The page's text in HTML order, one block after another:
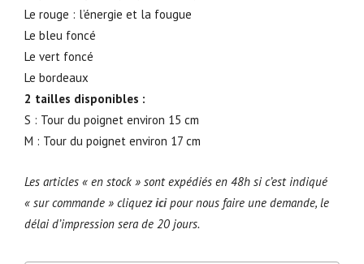
Le rouge : l’énergie et la fougue
Le bleu foncé
Le vert foncé
Le bordeaux
2 tailles disponibles :
S : Tour du poignet environ 15 cm
M : Tour du poignet environ 17 cm
Les articles « en stock » sont expédiés en 48h si c’est indiqué
« sur commande » cliquezicipour nous faire une demande, le
délai d’impression sera de 20 jours.